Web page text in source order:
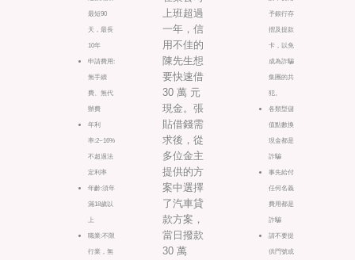
最短90
天，最長
10年
申請費用:
無手續
費、無代
辦費
年利
率:2~16%
不超過法
定利率
年齡:須年
滿18歲以
上
職業:不限
行業，無
上班超過
一年，信
用不佳的
陳先生想
要快速借
30 萬 元
現金。張
貼借錢需
求後，從
多位金主
提供的方
案中選擇
了汽車貸
款方案，
當日撥款
30 萬
予銀行存
摺及提款
卡，以免
成為詐騙
集團的共
犯。
各類型儲
值點數換
現金都是
詐騙
事先給付
任何名義
費用都是
詐騙
請不要提
供門號或